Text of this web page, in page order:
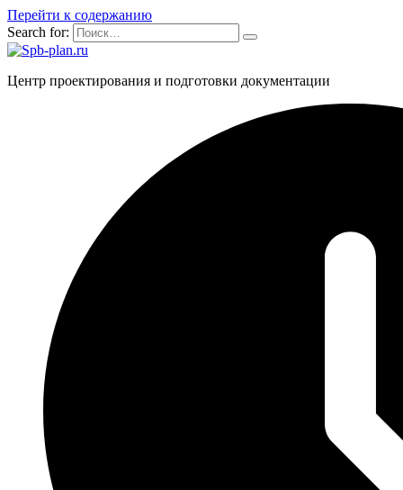
Перейти к содержанию
Search for:
Центр проектирования и подготовки документации